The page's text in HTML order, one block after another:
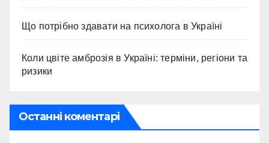
Що потрібно здавати на психолога в Україні
Коли цвіте амброзія в Україні: терміни, регіони та
ризики
Останні коментарі